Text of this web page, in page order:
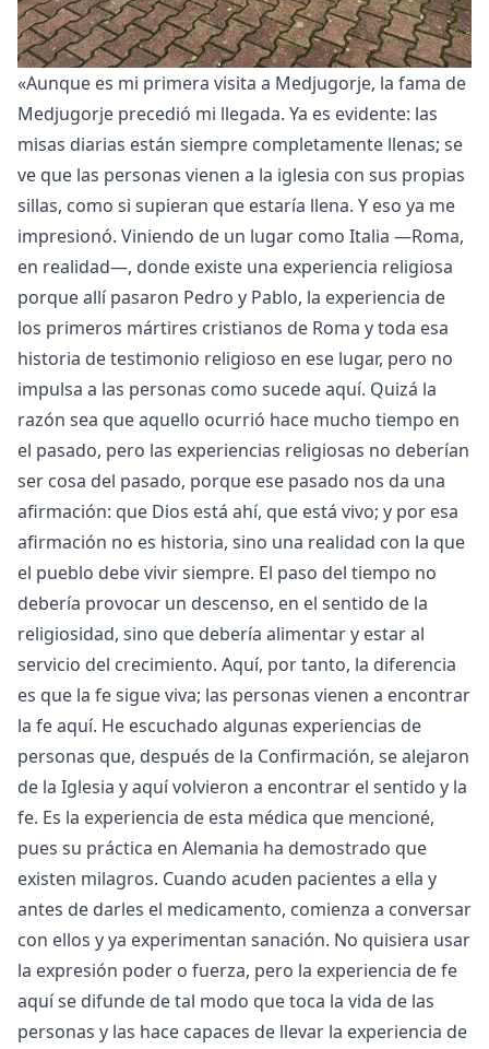
«Aunque es mi primera visita a Medjugorje, la fama de
Medjugorje precedió mi llegada. Ya es evidente: las
misas diarias están siempre completamente llenas; se
ve que las personas vienen a la iglesia con sus propias
sillas, como si supieran que estaría llena. Y eso ya me
impresionó. Viniendo de un lugar como Italia —Roma,
en realidad—, donde existe una experiencia religiosa
porque allí pasaron Pedro y Pablo, la experiencia de
los primeros mártires cristianos de Roma y toda esa
historia de testimonio religioso en ese lugar, pero no
impulsa a las personas como sucede aquí. Quizá la
razón sea que aquello ocurrió hace mucho tiempo en
el pasado, pero las experiencias religiosas no deberían
ser cosa del pasado, porque ese pasado nos da una
afirmación: que Dios está ahí, que está vivo; y por esa
afirmación no es historia, sino una realidad con la que
el pueblo debe vivir siempre. El paso del tiempo no
debería provocar un descenso, en el sentido de la
religiosidad, sino que debería alimentar y estar al
servicio del crecimiento. Aquí, por tanto, la diferencia
es que la fe sigue viva; las personas vienen a encontrar
la fe aquí. He escuchado algunas experiencias de
personas que, después de la Confirmación, se alejaron
de la Iglesia y aquí volvieron a encontrar el sentido y la
fe. Es la experiencia de esta médica que mencioné,
pues su práctica en Alemania ha demostrado que
existen milagros. Cuando acuden pacientes a ella y
antes de darles el medicamento, comienza a conversar
con ellos y ya experimentan sanación. No quisiera usar
la expresión poder o fuerza, pero la experiencia de fe
aquí se difunde de tal modo que toca la vida de las
personas y las hace capaces de llevar la experiencia de